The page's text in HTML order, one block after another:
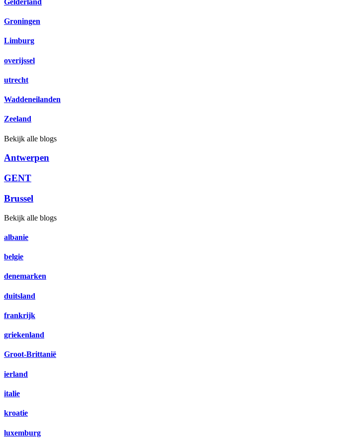
Groningen
Limburg
overijssel
utrecht
Waddeneilanden
Zeeland
Bekijk alle blogs
Antwerpen
GENT
Brussel
Bekijk alle blogs
albanie
belgie
denemarken
duitsland
frankrijk
griekenland
Groot-Brittanië
ierland
italie
kroatie
luxemburg